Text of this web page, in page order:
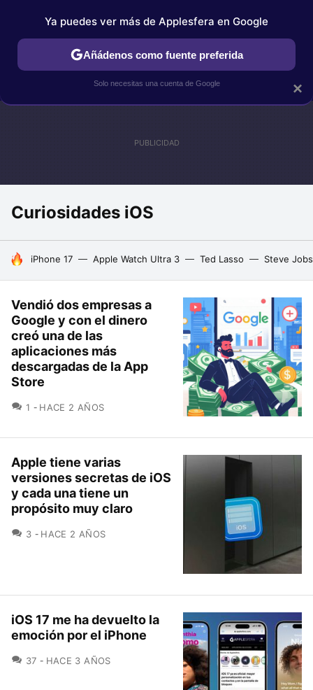
IPHONE TUTORIALES APPLESFERA SELECCIÓN
Curiosidades iOS
HOY SE HABLA DE
iPhone 17 Apple Watch Ultra 3 Ted Lasso Steve Jobs
Vendió dos empresas a
Google y con el dinero
creó una de las
aplicaciones más
descargadas de la App
Store
1 COMENTARIOS
HACE 2 AÑOS
Apple tiene varias
versiones secretas de iOS
y cada una tiene un
propósito muy claro
3 COMENTARIOS
HACE 2 AÑOS
iOS 17 me ha devuelto la
emoción por el iPhone
37 COMENTARIOS
HACE 3 AÑOS
×
Ya puedes ver más de Applesfera en Google
Añádenos como fuente preferida
Solo necesitas una cuenta de Google